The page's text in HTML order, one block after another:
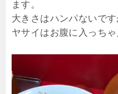
ます。
大きさはハンパないで
ヤサイはお腹に入っち